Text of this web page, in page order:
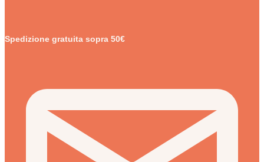
Spedizione gratuita sopra 50€